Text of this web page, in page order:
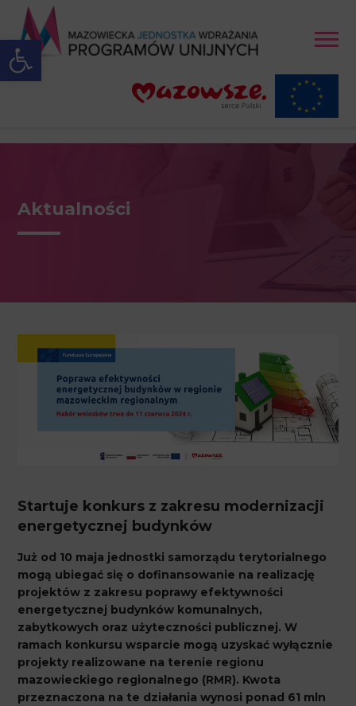
Open toolbar
Aktualności
Startuje konkurs z zakresu modernizacji
energetycznej budynków
Już od 10 maja jednostki samorządu terytorialnego
mogą ubiegać się o dofinansowanie na realizację
projektów z zakresu poprawy efektywności
energetycznej budynków komunalnych,
zabytkowych oraz użyteczności publicznej. W
ramach konkursu wsparcie mogą uzyskać wyłącznie
projekty realizowane na terenie regionu
mazowieckiego regionalnego (RMR). Kwota
przeznaczona na te działania wynosi ponad 61 mln